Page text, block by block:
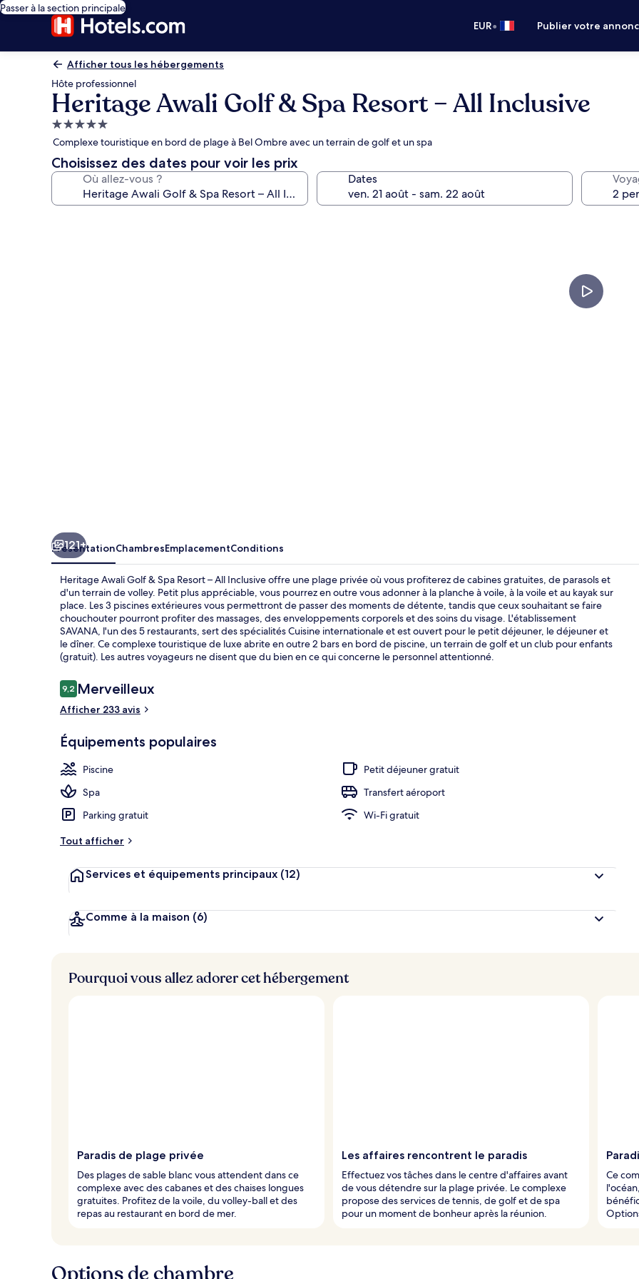
Passer à la section principale
EUR• Publier votre
Afficher tous les hébergements
Hôte professionnel
Heritage Awali Golf & Spa Resort – All Inclusive
Hébergement
5.0 étoiles
Complexe touristique en bord de plage à Bel Ombre avec un terrain de golf et un spa
Choisissez des dates pour voir les prix
Où allez-vous ? Dates
121+
PrésentationChambresEmplacementConditions
Heritage Awali Golf & Spa Resort – All Inclusive offre une plage privée où vous profiterez de cabines gratuites, de parasols et
d'un terrain de volley. Petit plus appréciable, vous pourrez en outre vous adonner à la planche à voile, à la voile et au kayak sur
place. Les 3 piscines extérieures vous permettront de passer des moments de détente, tandis que ceux souhaitant se faire
chouchouter pourront profiter des massages, des enveloppements corporels et des soins du visage. L'établissement
SAVANA, l'un des 5 restaurants, sert des spécialités Cuisine internationale et est ouvert pour le petit déjeuner, le déjeuner et
le dîner. Ce complexe touristique de luxe abrite en outre 2 bars en bord de piscine, un terrain de golf et un club pour enfants
(gratuit). Les autres voyageurs ne disent que du bien en ce qui concerne le personnel attentionné.
Avis
voyageurs
9,29,2 sur 10
Merveilleux
Afficher 233 avis
Équipements populaires
Piscine
Petit déjeuner gratuit
Spa
Transfert aéroport
Parking gratuit
Wi-Fi gratuit
Tout afficher
Services et équipements principaux (12)
Comme à la maison (6)
Pourquoi vous allez adorer cet hébergement
Paradis de plage privée
Des plages de sable blanc vous attendent dans ce
complexe avec des cabanes et des chaises longues
gratuites. Profitez de la voile, du volley-ball et des
repas au restaurant en bord de mer.
Les affaires rencontrent le paradis
Effectuez vos tâches dans le centre d'affaires avant
de vous détendre sur la plage privée. Le complexe
propose des services de tennis, de golf et de spa
pour un moment de bonheur après la réunion.
Ce